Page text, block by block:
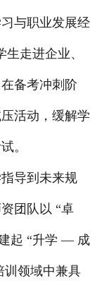
与职业发展经
走进企业、
备考冲刺阶
活动，缓解学
。
导到未来规
团队以 “卓
起 “升学 — 成
领域中兼具